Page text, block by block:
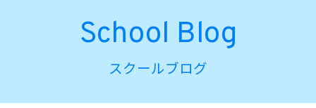
School Blog
スクールブログ